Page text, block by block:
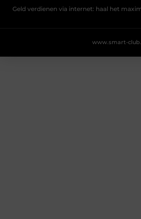
Geld verdienen via internet: haal het
www.smart-